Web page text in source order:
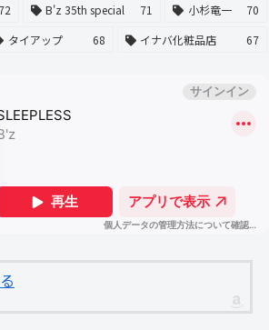
72 B'z 35th special 71 小杉竜一
70
タイアップ 68 イナバ化粧品店 67